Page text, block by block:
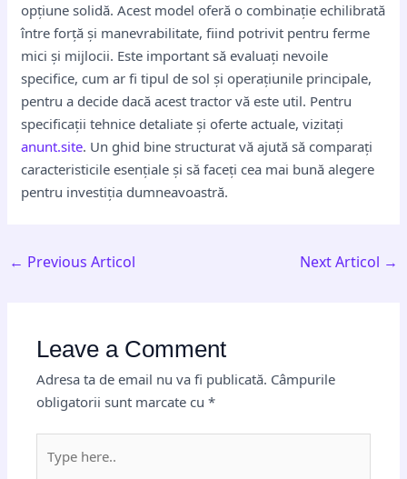
opțiune solidă. Acest model oferă o combinație echilibrată
între forță și manevrabilitate, fiind potrivit pentru ferme
mici și mijlocii. Este important să evaluați nevoile
specifice, cum ar fi tipul de sol și operațiunile principale,
pentru a decide dacă acest tractor vă este util. Pentru
specificații tehnice detaliate și oferte actuale, vizitați
anunt.site. Un ghid bine structurat vă ajută să comparați
caracteristicile esențiale și să faceți cea mai bună alegere
pentru investiția dumneavoastră.
← Previous Articol Next Articol →
Leave a Comment
Adresa ta de email nu va fi publicată. Câmpurile
obligatorii sunt marcate cu*
here..